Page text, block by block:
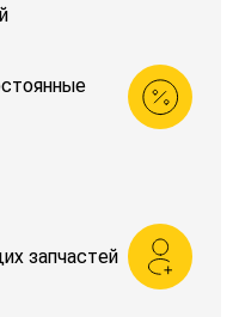
запчастей